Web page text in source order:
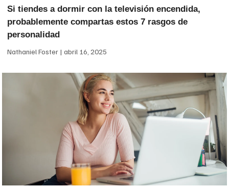
Si tiendes a dormir con la televisión encendida,
probablemente compartas estos 7 rasgos de
personalidad
Nathaniel Foster abril 16, 2025